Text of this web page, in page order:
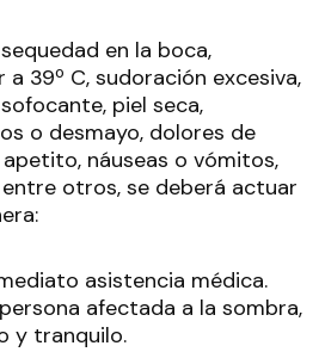
en la boca,
39º C, sudoración excesiva,
piel seca,
o desmayo, dolores de
náuseas o vómitos,
otros, se deberá actuar
asistencia médica.
afectada a la sombra,
y tranquilo.